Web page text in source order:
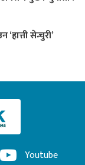
सेन्चुरी’
Youtube